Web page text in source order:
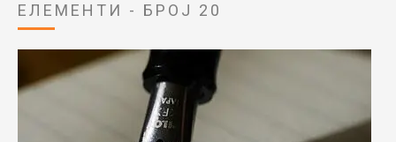
ЕЛЕМЕНТИ - БРОЈ 20